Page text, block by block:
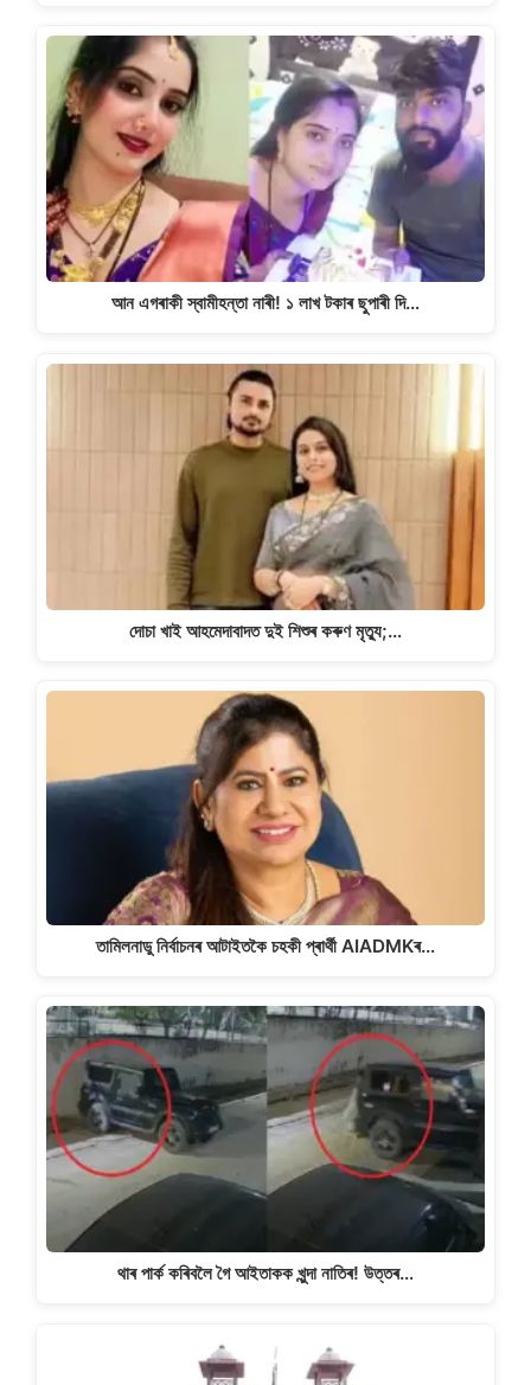
আন এগৰাকী স্বামীহন্তা নাৰী! ১ লাখ টকাৰ ছুপাৰী দি…
দোচা খাই আহমেদাবাদত দুই শিশুৰ কৰুণ মৃত্যু;…
তামিলনাডু নিৰ্বাচনৰ আটাইতকৈ চহকী প্ৰাৰ্থী AIADMKৰ…
থাৰ পাৰ্ক কৰিবলৈ গৈ আইতাকক খুন্দা নাতিৰ! উত্তৰ…